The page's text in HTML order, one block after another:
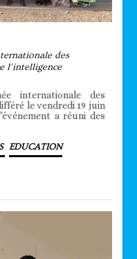
des
l’intelligence
internationale des
le vendredi 19 juin
a réuni des
EDUCATION